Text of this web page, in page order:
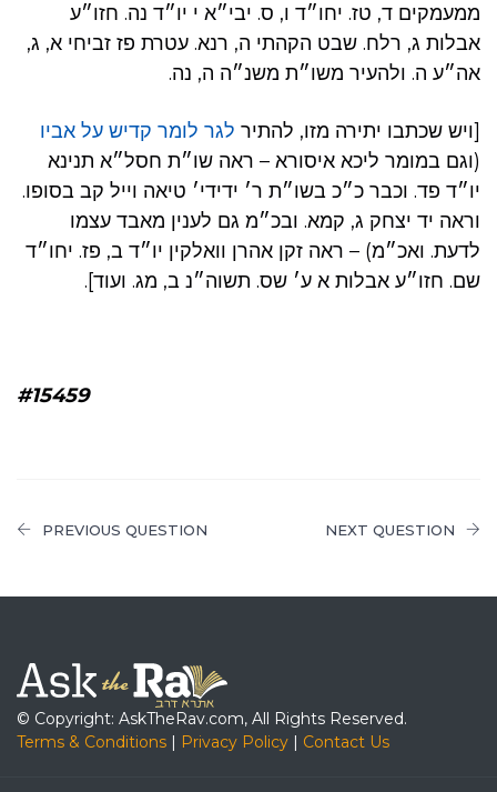
ממעמקים ד, טז. יחו״ד ו, ס. יבי״א י יו״ד נה. חזו״ע
אבלות ג, רלח. שבט הקהתי ה, רנא. עטרת פז זביחי א, ג,
אה״ע ה. ולהעיר משו״ת משנ״ה ה, נה.
[ויש שכתבו יתירה מזו, להתיר לגר לומר קדיש על אביו
(וגם במומר ליכא איסורא – ראה שו״ת חסל״א תנינא
יו״ד פד. וכבר כ״כ בשו״ת ר׳ ידידי׳ טיאה וייל קב בסופו.
וראה יד יצחק ג, קמא. ובכ״מ גם לענין מאבד עצמו
לדעת. ואכ״מ) – ראה זקן אהרן וואלקין יו״ד ב, פז. יחו״ד
שם. חזו״ע אבלות א ע׳ שס. תשוה״נ ב, מג. ועוד].
#15459
PREVIOUS QUESTION NEXT QUESTION
© Copyright: AskTheRav.com, All Rights Reserved.
Terms & Conditions | Privacy Policy | Contact Us